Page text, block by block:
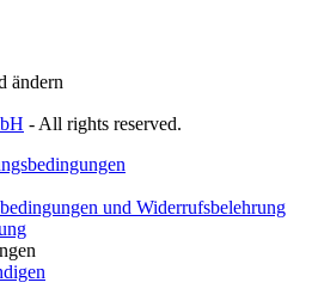
ändern
- All rights reserved.
und Widerrufsbelehrung